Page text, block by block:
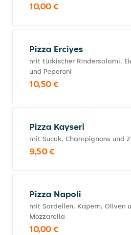
10,00 €
Pizza Erciyes
mit türkischer Rindersalami,
und Peperoni
10,50 €
Pizza Kayseri
mit Sucuk, Champignons und
9,50 €
Pizza Napoli
mit Sardellen, Kapern, Oliven
Mozzarella
10,00 €